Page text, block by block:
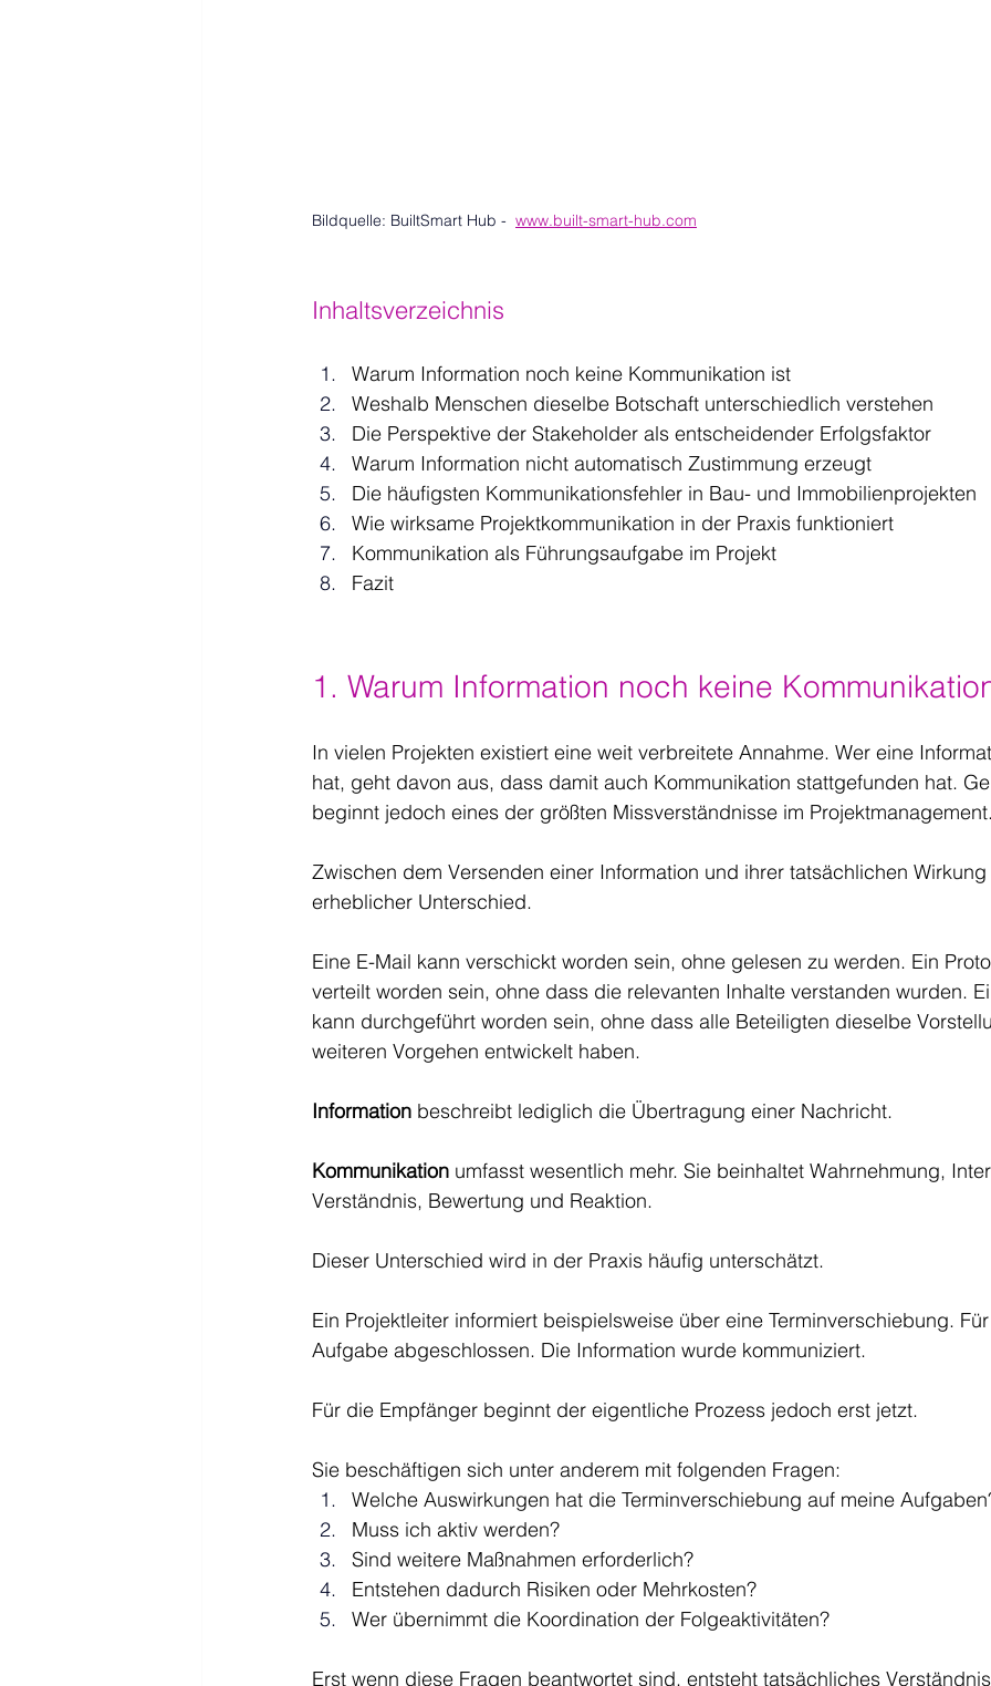
Bildquelle: BuiltSmart Hub - www.built-smart-hub.com
Inhaltsverzeichnis
Warum Information noch keine Kommunikation ist
Weshalb Menschen dieselbe Botschaft unterschiedlich verstehen
Die Perspektive der Stakeholder als entscheidender Erfolgsfaktor
Warum Information nicht automatisch Zustimmung erzeugt
Die häufigsten Kommunikationsfehler in Bau- und Immobilienprojekten
Wie wirksame Projektkommunikation in der Praxis funktioniert
Kommunikation als Führungsaufgabe im Projekt
Fazit
1. Warum Information noch keine
In vielen Projekten existiert eine weit verbreitete Annahme. Wer eine
hat, geht davon aus, dass damit auch Kommunikation stattgefunden hat.
beginnt jedoch eines der größten Missverständnisse im
Zwischen dem Versenden einer Information und ihrer tatsächlichen
erheblicher Unterschied.
Eine E-Mail kann verschickt worden sein, ohne gelesen zu werden. Ein
verteilt worden sein, ohne dass die relevanten Inhalte verstanden wurden.
kann durchgeführt worden sein, ohne dass alle Beteiligten dieselbe
weiteren Vorgehen entwickelt haben.
Information beschreibt lediglich die Übertragung einer Nachricht.
Kommunikation umfasst wesentlich mehr. Sie beinhaltet Wahrnehmung,
Verständnis, Bewertung und Reaktion.
Dieser Unterschied wird in der Praxis häufig unterschätzt.
Ein Projektleiter informiert beispielsweise über eine Terminverschiebung.
Aufgabe abgeschlossen. Die Information wurde kommuniziert.
Für die Empfänger beginnt der eigentliche Prozess jedoch erst jetzt.
Sie beschäftigen sich unter anderem mit folgenden Fragen:
Welche Auswirkungen hat die Terminverschiebung auf meine
Muss ich aktiv werden?
Sind weitere Maßnahmen erforderlich?
Entstehen dadurch Risiken oder Mehrkosten?
Wer übernimmt die Koordination der Folgeaktivitäten?
Erst wenn diese Fragen beantwortet sind, entsteht tatsächliches